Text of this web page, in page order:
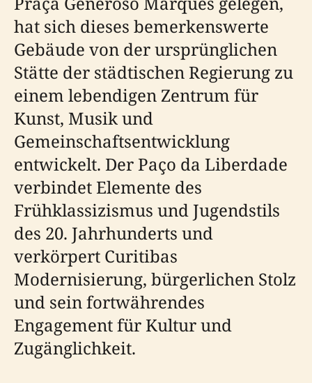
hat sich dieses bemerkenswerte
Gebäude von der ursprünglichen
Stätte der städtischen Regierung zu
einem lebendigen Zentrum für
Kunst, Musik und
Gemeinschaftsentwicklung
entwickelt. Der Paço da Liberdade
verbindet Elemente des
Frühklassizismus und Jugendstils
des 20. Jahrhunderts und
verkörpert Curitibas
Modernisierung, bürgerlichen Stolz
und sein fortwährendes
Engagement für Kultur und
Zugänglichkeit.